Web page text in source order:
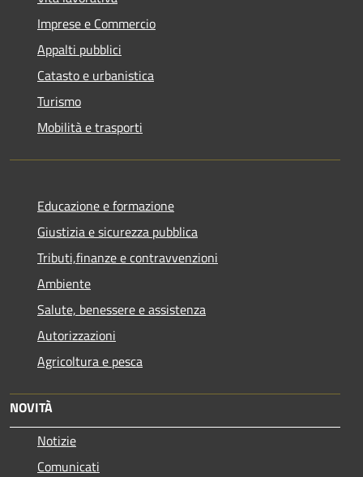
Imprese e Commercio
Appalti pubblici
Catasto e urbanistica
Turismo
Mobilità e trasporti
Educazione e formazione
Giustizia e sicurezza pubblica
Tributi,finanze e contravvenzioni
Ambiente
Salute, benessere e assistenza
Autorizzazioni
Agricoltura e pesca
NOVITÀ
Notizie
Comunicati